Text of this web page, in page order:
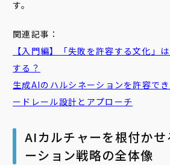
す。
関連記事：
【入門編】「失敗を許容する文化」
する？
生成AIのハルシネーションを許容で
ードレール設計とアプローチ
AIカルチャーを根付かせ
ーション戦略の全体像